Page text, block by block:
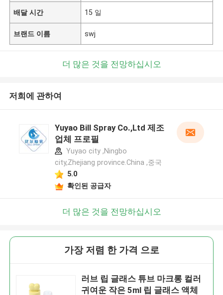
배달 시간 15 일
브랜드 이름 swj
더 많은 것을 전망하십시오
저희에 관하여
Yuyao Bill Spray Co.,Ltd 제조
업체 프로필
Yuyao city ,Ningbo
city,Zhejiang province.China ,중국
5.0
확인된 공급자
더 많은 것을 전망하십시오
가장 저렴 한 가격 으로
러브 립 글래스 튜브 마크롱 컬러
귀여운 작은 5ml 립 글래스 액체